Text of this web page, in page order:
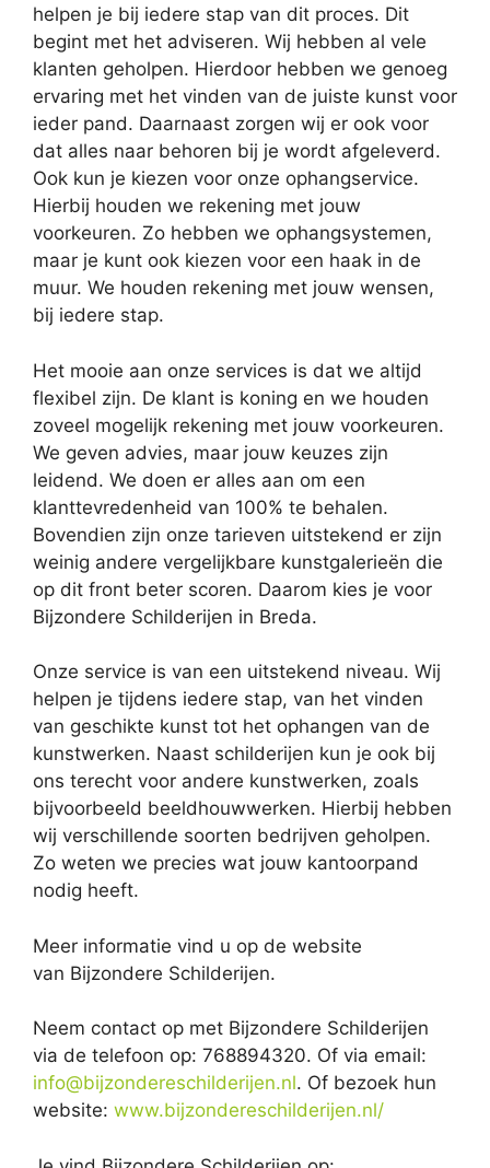
helpen je bij iedere stap van dit proces. Dit
begint met het adviseren. Wij hebben al vele
klanten geholpen. Hierdoor hebben we genoeg
ervaring met het vinden van de juiste kunst voor
ieder pand. Daarnaast zorgen wij er ook voor
dat alles naar behoren bij je wordt afgeleverd.
Ook kun je kiezen voor onze ophangservice.
Hierbij houden we rekening met jouw
voorkeuren. Zo hebben we ophangsystemen,
maar je kunt ook kiezen voor een haak in de
muur. We houden rekening met jouw wensen,
bij iedere stap.
Het mooie aan onze services is dat we altijd
flexibel zijn. De klant is koning en we houden
zoveel mogelijk rekening met jouw voorkeuren.
We geven advies, maar jouw keuzes zijn
leidend. We doen er alles aan om een
klanttevredenheid van 100% te behalen.
Bovendien zijn onze tarieven uitstekend er zijn
weinig andere vergelijkbare kunstgalerieën die
op dit front beter scoren. Daarom kies je voor
Bijzondere Schilderijen in Breda.
Onze service is van een uitstekend niveau. Wij
helpen je tijdens iedere stap, van het vinden
van geschikte kunst tot het ophangen van de
kunstwerken. Naast schilderijen kun je ook bij
ons terecht voor andere kunstwerken, zoals
bijvoorbeeld beeldhouwwerken. Hierbij hebben
wij verschillende soorten bedrijven geholpen.
Zo weten we precies wat jouw kantoorpand
nodig heeft.
Meer informatie vind u op de website
van Bijzondere Schilderijen.
Neem contact op met Bijzondere Schilderijen
via de telefoon op: 768894320. Of via email:
info@bijzondereschilderijen.nl. Of bezoek hun
website: www.bijzondereschilderijen.nl/